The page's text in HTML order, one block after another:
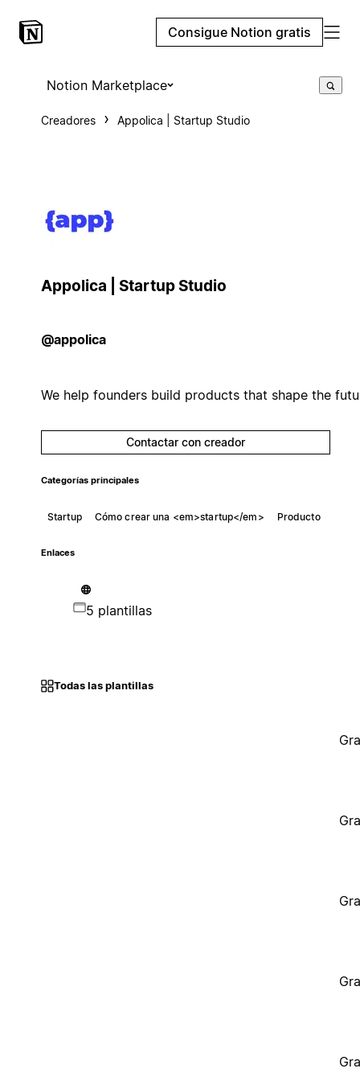
Consigue Notion gratis
Notion Marketplace
Creadores Appolica | Startup Studio
Appolica | Startup Studio
@appolica
We help founders build products that shape the
Contactar con creador
Categorías principales
Startup Cómo crear una <em>startup</em> Producto
Enlaces
5 plantillas
Todas las plantillas